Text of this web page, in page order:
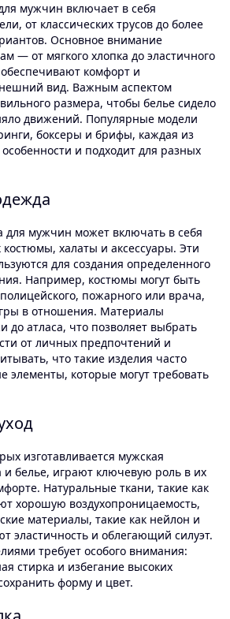
мужчин включает в себя
от классических трусов до более
Основное внимание
— от мягкого хлопка до эластичного
комфорт и
вид. Важным аспектом
размера, чтобы белье сидело
движений. Популярные модели
боксеры и брифы, каждая из
и подходит для разных
для мужчин может включать в себя
костюмы, халаты и аксессуары. Эти
для создания определенного
Например, костюмы могут быть
пожарного или врача,
в отношения. Материалы
до атласа, что позволяет выбрать
от личных предпочтений и
что такие изделия часто
элементы, которые могут требовать
изготавливается мужская
и белье, играют ключевую роль в их
Натуральные ткани, такие как
хорошую воздухопроницаемость,
материалы, такие как нейлон и
эластичность и облегающий силуэт.
требует особого внимания:
стирка и избегание высоких
форму и цвет.